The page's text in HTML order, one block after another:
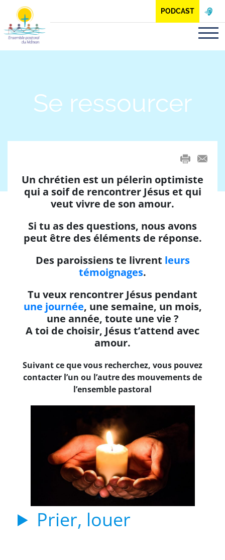
PODCAST
Se ressourcer
Un chrétien est un pélerin optimiste
qui a soif de rencontrer Jésus et qui
veut vivre de son amour.
Si tu as des questions, nous avons
peut être des éléments de réponse.
Des paroissiens te livrent leurs
témoignages.
Tu veux rencontrer Jésus pendant
une journée, une semaine, un mois,
une année, toute une vie ?
A toi de choisir, Jésus t’attend avec
amour.
Suivant ce que vous recherchez, vous pouvez
contacter l’un ou l’autre des mouvements de
l’ensemble pastoral
Prier, louer
Panneau de gestion des cookies